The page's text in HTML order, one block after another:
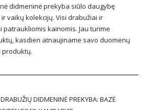
didmeninė prekyba siūlo daugybę
vaikų kolekcijų. Visi drabužiai ir
kainomis. Jau turime
kasdien atnaujiname savo duomenų
produktų.
DIDMENINĖ PREKYBA: BAZĖ